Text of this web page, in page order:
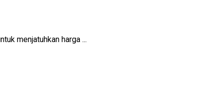
menjatuhkan harga ...